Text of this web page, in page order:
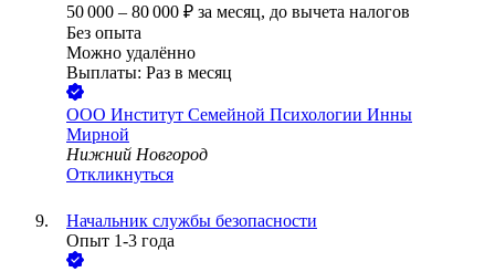
50 000 – 80 000 ₽ за месяц, до вычета налогов
Без опыта
Можно удалённо
Выплаты: Раз в месяц
ООО Институт Семейной Психологии Инны
Мирной
Нижний Новгород
Откликнуться
Начальник службы безопасности
Опыт 1-3 года